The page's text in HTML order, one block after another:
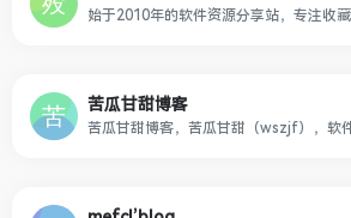
苦瓜甘甜博客